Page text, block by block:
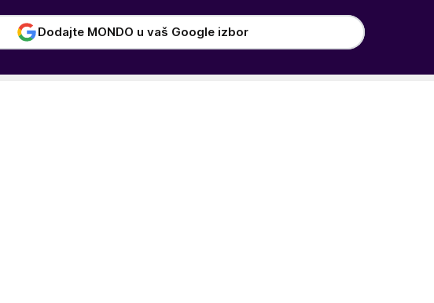
Dodajte MONDO u vaš Google izbor